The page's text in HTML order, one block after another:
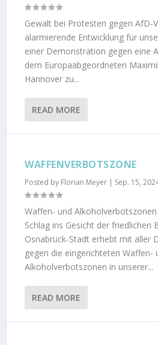
Gewalt bei Protesten gegen AfD-
alarmierende Entwicklung für
einer Demonstration gegen eine
dem Europaabgeordneten
Hannover zu...
READ MORE
WAFFENVERBOTSZONE
Posted by Florian Meyer | Sep. 15,
Waffen- und Alkoholverbotszonen
Schlag ins Gesicht der friedlichen
Osnabrück-Stadt erhebt mit aller
gegen die eingerichteten Waffen-
Alkoholverbotszonen in unserer...
READ MORE